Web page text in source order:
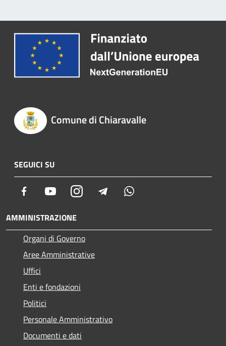
Comune di Chiaravalle
SEGUICI SU
Facebook YoutubeInstagram Telegram
AMMINISTRAZIONE
Organi di Governo
Aree Amministrative
Uffici
Enti e fondazioni
Politici
Personale Amministrativo
Documenti e dati